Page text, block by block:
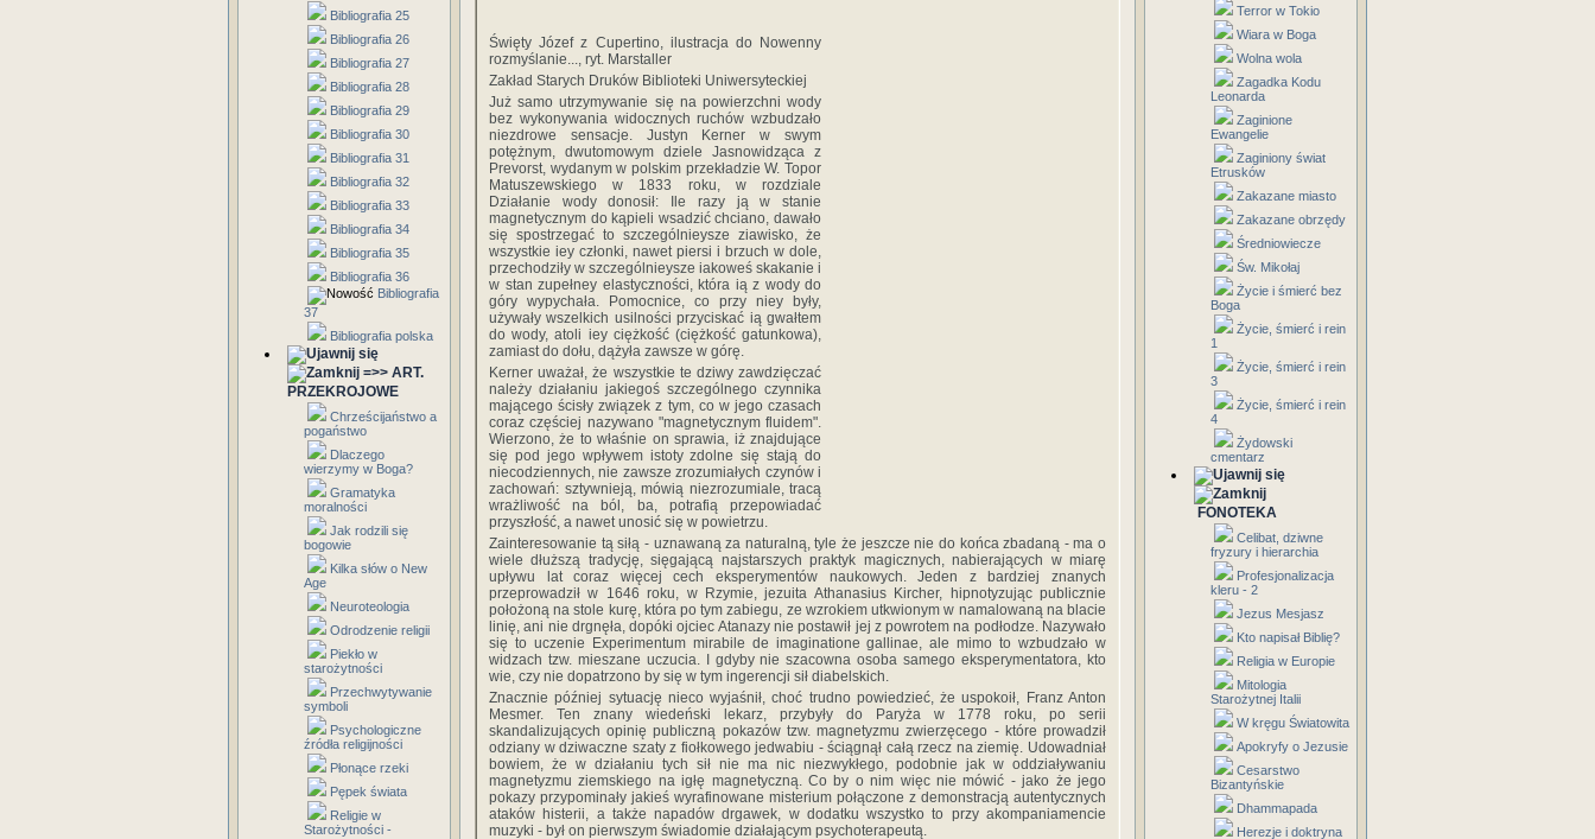
Bibliografia 25
Bibliografia 26
Bibliografia 27
Bibliografia 28
Bibliografia 29
Bibliografia 30
Bibliografia 31
Bibliografia 32
Bibliografia 33
Bibliografia 34
Bibliografia 35
Bibliografia 36
Bibliografia
37
Bibliografia polska
=>> ART.
PRZEKROJOWE
Chrześcijaństwo a
pogaństwo
Dlaczego
wierzymy w Boga?
Gramatyka
moralności
Jak rodzili się
bogowie
Kilka słów o New
Age
Neuroteologia
Odrodzenie religii
Piekło w
starożytności
Przechwytywanie
symboli
Psychologiczne
źródła religijności
Płonące rzeki
Pępek świata
Religie w
Starożytności -
Święty Józef z Cupertino, ilustracja do Nowenny
rozmyślanie..., ryt. Marstaller
Zakład Starych Druków Biblioteki Uniwersyteckiej
Już samo utrzymywanie się na powierzchni wody
bez wykonywania widocznych ruchów wzbudzało
niezdrowe sensacje. Justyn Kerner w swym
potężnym, dwutomowym dziele Jasnowidząca z
Prevorst, wydanym w polskim przekładzie W. Topor
Matuszewskiego w 1833 roku, w rozdziale
Działanie wody donosił: Ile razy ją w stanie
magnetycznym do kąpieli wsadzić chciano, dawało
się spostrzegać to szczególnieysze ziawisko, że
wszystkie iey członki, nawet piersi i brzuch w dole,
przechodziły w szczególnieysze iakoweś skakanie i
w stan zupełney elastyczności, która ią z wody do
góry wypychała. Pomocnice, co przy niey były,
używały wszelkich usilności przyciskać ią gwałtem
do wody, atoli iey ciężkość (ciężkość gatunkowa),
zamiast do dołu, dążyła zawsze w górę.
Kerner uważał, że wszystkie te dziwy zawdzięczać
należy działaniu jakiegoś szczególnego czynnika
mającego ścisły związek z tym, co w jego czasach
coraz częściej nazywano "magnetycznym fluidem".
Wierzono, że to właśnie on sprawia, iż znajdujące
się pod jego wpływem istoty zdolne się stają do
niecodziennych, nie zawsze zrozumiałych czynów i
zachowań: sztywnieją, mówią niezrozumiale, tracą
wrażliwość na ból, ba, potrafią przepowiadać
przyszłość, a nawet unosić się w powietrzu.
Zainteresowanie tą siłą - uznawaną za naturalną, tyle że jeszcze nie do końca zbadaną - ma o
wiele dłuższą tradycję, sięgającą najstarszych praktyk magicznych, nabierających w miarę
upływu lat coraz więcej cech eksperymentów naukowych. Jeden z bardziej znanych
przeprowadził w 1646 roku, w Rzymie, jezuita Athanasius Kircher, hipnotyzując publicznie
położoną na stole kurę, która po tym zabiegu, ze wzrokiem utkwionym w namalowaną na blacie
linię, ani nie drgnęła, dopóki ojciec Atanazy nie postawił jej z powrotem na podłodze. Nazywało
się to uczenie Experimentum mirabile de imaginatione gallinae, ale mimo to wzbudzało w
widzach tzw. mieszane uczucia. I gdyby nie szacowna osoba samego eksperymentatora, kto
wie, czy nie dopatrzono by się w tym ingerencji sił diabelskich.
Znacznie później sytuację nieco wyjaśnił, choć trudno powiedzieć, że uspokoił, Franz Anton
Mesmer. Ten znany wiedeński lekarz, przybyły do Paryża w 1778 roku, po serii
skandalizujących opinię publiczną pokazów tzw. magnetyzmu zwierzęcego - które prowadził
odziany w dziwaczne szaty z fiołkowego jedwabiu - ściągnął całą rzecz na ziemię. Udowadniał
bowiem, że w działaniu tych sił nie ma nic niezwykłego, podobnie jak w oddziaływaniu
magnetyzmu ziemskiego na igłę magnetyczną. Co by o nim więc nie mówić - jako że jego
pokazy przypominały jakieś wyrafinowane misterium połączone z demonstracją autentycznych
ataków histerii, a także napadów drgawek, w dodatku wszystko to przy akompaniamencie
muzyki - był on pierwszym świadomie działającym psychoterapeutą.
Terror w Tokio
Wiara w Boga
Wolna wola
Zagadka Kodu
Leonarda
Zaginione
Ewangelie
Zaginiony świat
Etrusków
Zakazane miasto
Zakazane obrzędy
Średniowiecze
Św. Mikołaj
Życie i śmierć bez
Boga
Życie, śmierć i rein
1
Życie, śmierć i rein
3
Życie, śmierć i rein
4
Żydowski
cmentarz
FONOTEKA
Celibat, dziwne
fryzury i hierarchia
Profesjonalizacja
kleru - 2
Jezus Mesjasz
Kto napisał Biblię?
Religia w Europie
Mitologia
Starożytnej Italii
W kręgu Światowita
Apokryfy o Jezusie
Cesarstwo
Bizantyńskie
Dhammapada
Herezje i doktryna